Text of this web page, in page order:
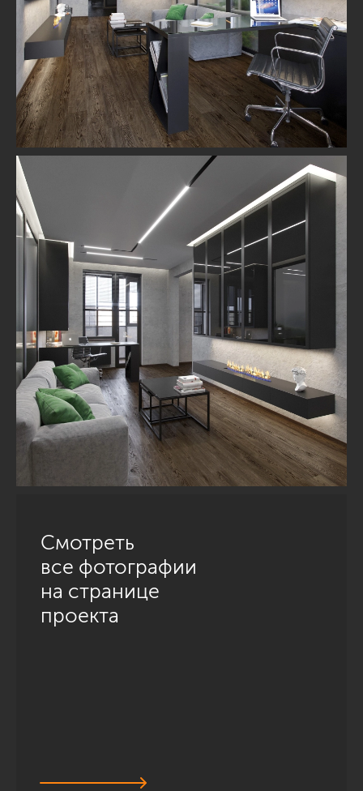
Смотреть
все фотографии
на странице
проекта